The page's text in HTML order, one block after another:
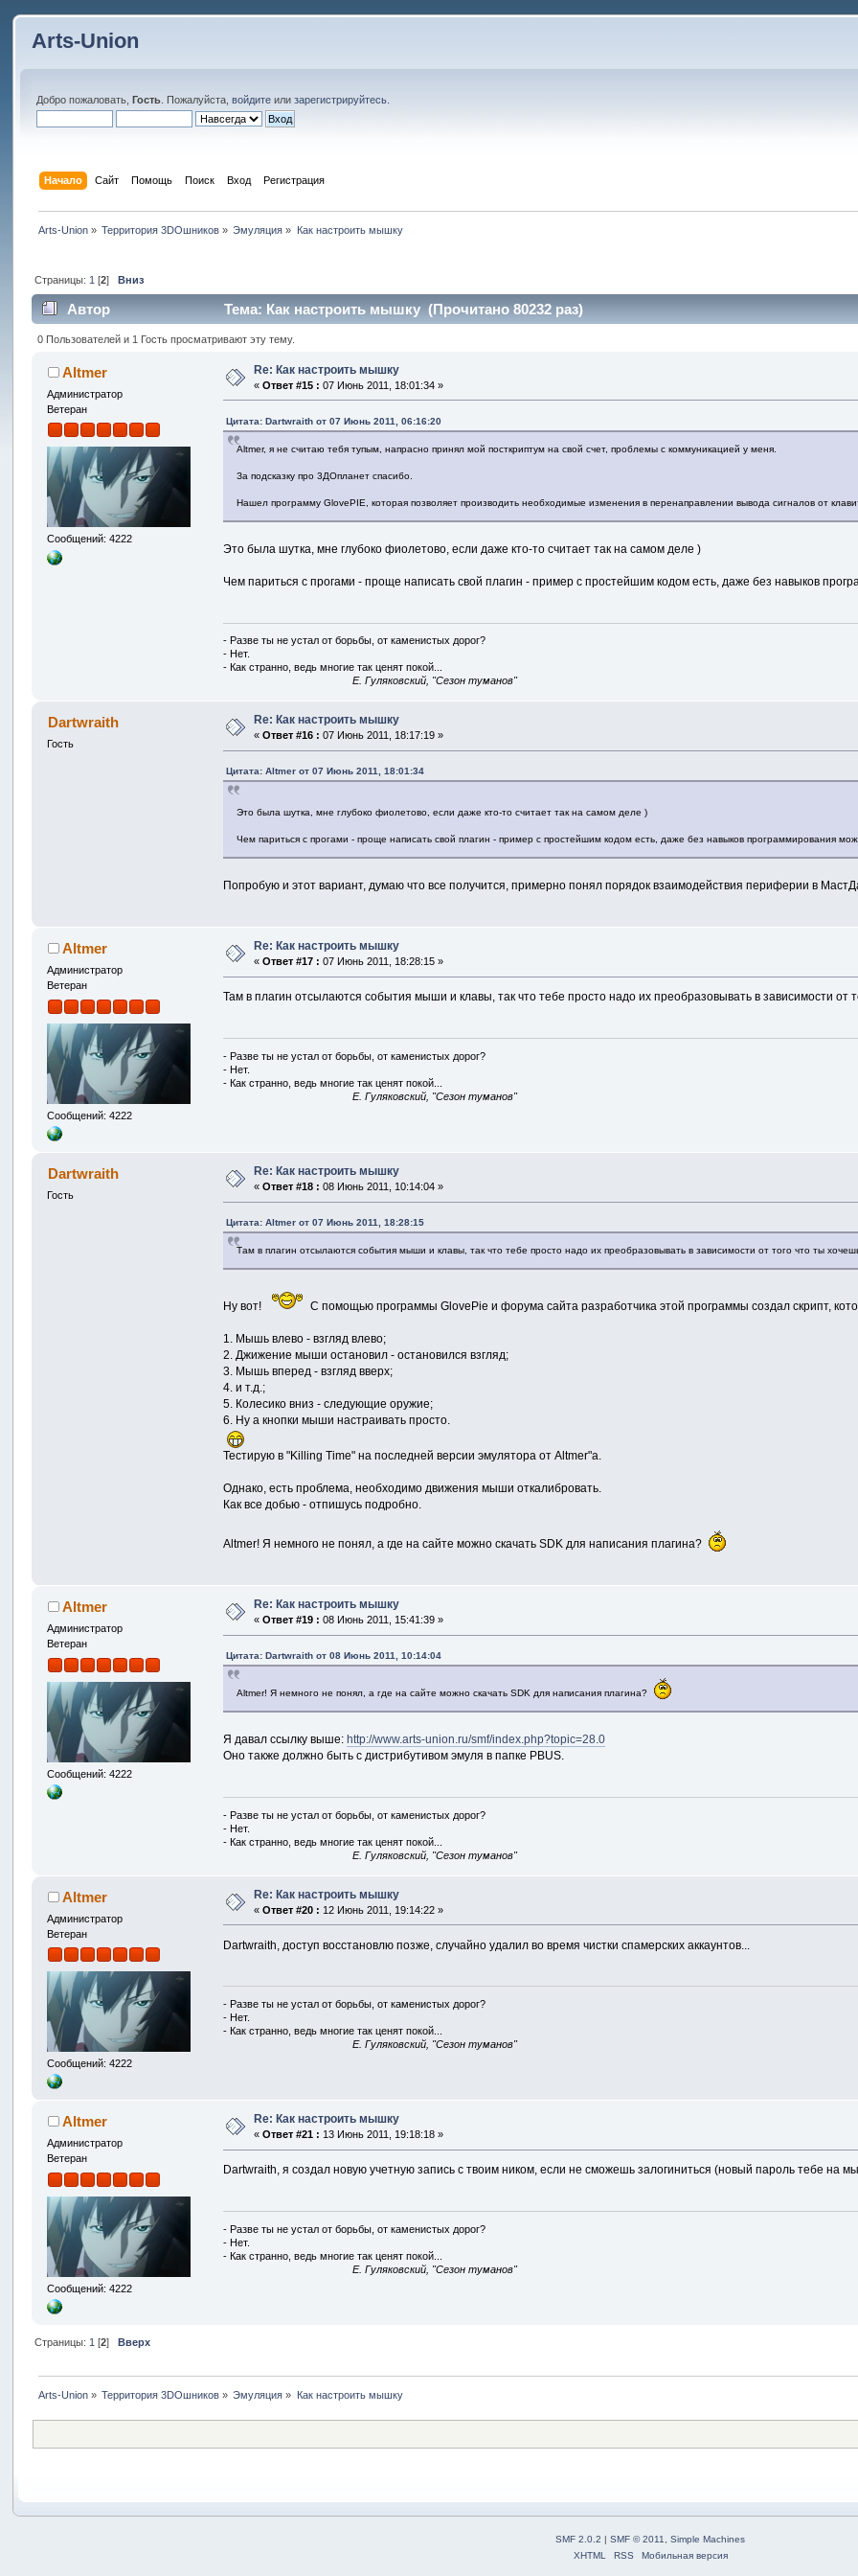
Arts-Union
Добро пожаловать,Гость . Пожалуйста,войдите илизарегистрируйтесь
Начало Сайт Помощь Поиск Вход Регистрация
Arts-Union» Территория 3DOшников » Эмуляция » Как настроить мышку
Страницы: 1 [2] Вниз
Автор Тема: Как настроить мышку (Прочитано 80232 раз)
0 Пользователей и 1 Гость просматривают эту тему.
Altmer
Администратор
Ветеран
Сообщений: 4222
Re: Как настроить мышку
«Ответ #15 : 07 Июнь 2011, 18:01:34 »
Цитата: Dartwraith от 07 Июнь 2011, 06:16:20
Altmer, я не считаю тебя тупым, напрасно принял мой посткриптум на свой счет, проблемы с коммуникацией у меня.
За подсказку про 3ДОпланет спасибо.
Нашел программу GlovePIE, которая позволяет производить необходимые изменения в перенаправлении вывода сигналов от
Это была шутка, мне глубоко фиолетово, если даже кто-то считает так на самом деле )
Чем париться с прогами - проще написать свой плагин - пример с простейшим кодом есть, даже без навыков
- Разве ты не устал от борьбы, от каменистых дорог?
- Нет.
- Как странно, ведь многие так ценят покой...
E. Гуляковский, "Сезон туманов"
Dartwraith
Гость
Re: Как настроить мышку
«Ответ #16 : 07 Июнь 2011, 18:17:19 »
Цитата: Altmer от 07 Июнь 2011, 18:01:34
Это была шутка, мне глубоко фиолетово, если даже кто-то считает так на самом деле )
Чем париться с прогами - проще написать свой плагин - пример с простейшим кодом есть, даже без навыков программирования
Попробую и этот вариант, думаю что все получится, примерно понял порядок взаимодействия периферии в
Altmer
Администратор
Ветеран
Сообщений: 4222
Re: Как настроить мышку
«Ответ #17 : 07 Июнь 2011, 18:28:15 »
Там в плагин отсылаются события мыши и клавы, так что тебе просто надо их преобразовывать в зависимости от
- Разве ты не устал от борьбы, от каменистых дорог?
- Нет.
- Как странно, ведь многие так ценят покой...
E. Гуляковский, "Сезон туманов"
Dartwraith
Гость
Re: Как настроить мышку
«Ответ #18 : 08 Июнь 2011, 10:14:04 »
Цитата: Altmer от 07 Июнь 2011, 18:28:15
Там в плагин отсылаются события мыши и клавы, так что тебе просто надо их преобразовывать в зависимости от того что ты
Ну вот! С помощью программы GlovePie и форума сайта разработчика этой программы создал скрипт,
1. Мышь влево - взгляд влево;
2. Джижение мыши остановил - остановился взгляд;
3. Мышь вперед - взгляд вверх;
4. и т.д.;
5. Колесико вниз - следующие оружие;
6. Ну а кнопки мыши настраивать просто.
Тестирую в "Killing Time" на последней версии эмулятора от Altmer"а.
Однако, есть проблема, необходимо движения мыши откалибровать.
Как все добью - отпишусь подробно.
Altmer! Я немного не понял, а где на сайте можно скачать SDK для написания плагина?
Altmer
Администратор
Ветеран
Сообщений: 4222
Re: Как настроить мышку
«Ответ #19 : 08 Июнь 2011, 15:41:39 »
Цитата: Dartwraith от 08 Июнь 2011, 10:14:04
Altmer! Я немного не понял, а где на сайте можно скачать SDK для написания плагина?
Я давал ссылку выше: http://www.arts-union.ru/smf/index.php?topic=28.0
Оно также должно быть с дистрибутивом эмуля в папке PBUS.
- Разве ты не устал от борьбы, от каменистых дорог?
- Нет.
- Как странно, ведь многие так ценят покой...
E. Гуляковский, "Сезон туманов"
Altmer
Администратор
Ветеран
Сообщений: 4222
Re: Как настроить мышку
«Ответ #20 : 12 Июнь 2011, 19:14:22 »
Dartwraith, доступ восстановлю позже, случайно удалил во время чистки спамерских аккаунтов...
- Разве ты не устал от борьбы, от каменистых дорог?
- Нет.
- Как странно, ведь многие так ценят покой...
E. Гуляковский, "Сезон туманов"
Altmer
Администратор
Ветеран
Сообщений: 4222
Re: Как настроить мышку
«Ответ #21 : 13 Июнь 2011, 19:18:18 »
Dartwraith, я создал новую учетную запись с твоим ником, если не сможешь залогиниться (новый пароль тебе на
- Разве ты не устал от борьбы, от каменистых дорог?
- Нет.
- Как странно, ведь многие так ценят покой...
E. Гуляковский, "Сезон туманов"
Страницы: 1 [2] Вверх
Arts-Union» Территория 3DOшников » Эмуляция » Как настроить мышку
SMF 2.0.2 |SMF © 2011 ,Simple Machines
XHTML
RSS Мобильная версия